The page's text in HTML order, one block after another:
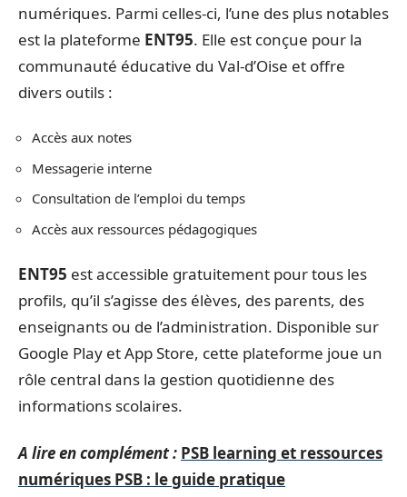
numériques. Parmi celles-ci, l’une des plus notables
est la plateforme ENT95. Elle est conçue pour la
communauté éducative du Val-d’Oise et offre
divers outils :
Accès aux notes
Messagerie interne
Consultation de l’emploi du temps
Accès aux ressources pédagogiques
ENT95 est accessible gratuitement pour tous les
profils, qu’il s’agisse des élèves, des parents, des
enseignants ou de l’administration. Disponible sur
Google Play et App Store, cette plateforme joue un
rôle central dans la gestion quotidienne des
informations scolaires.
A lire en complément : PSB learning et ressources
numériques PSB : le guide pratique